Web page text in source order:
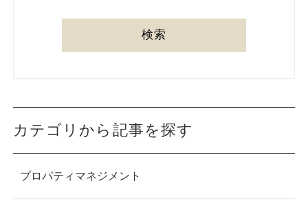
検索
カテゴリから記事を探す
プロパティマネジメント